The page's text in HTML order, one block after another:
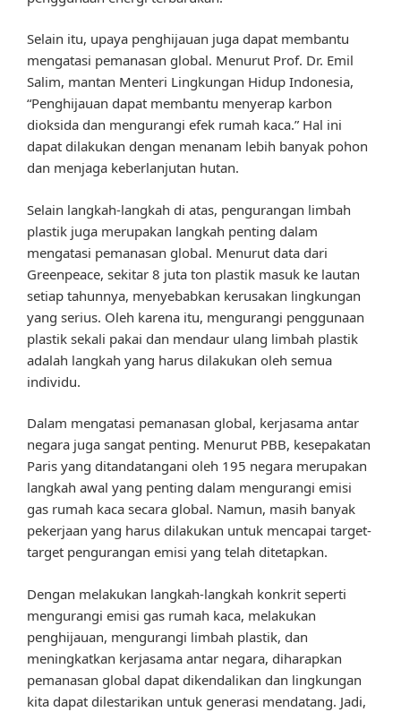
Selain itu, upaya penghijauan juga dapat membantu
mengatasi pemanasan global. Menurut Prof. Dr. Emil
Salim, mantan Menteri Lingkungan Hidup Indonesia,
“Penghijauan dapat membantu menyerap karbon
dioksida dan mengurangi efek rumah kaca.” Hal ini
dapat dilakukan dengan menanam lebih banyak pohon
dan menjaga keberlanjutan hutan.
Selain langkah-langkah di atas, pengurangan limbah
plastik juga merupakan langkah penting dalam
mengatasi pemanasan global. Menurut data dari
Greenpeace, sekitar 8 juta ton plastik masuk ke lautan
setiap tahunnya, menyebabkan kerusakan lingkungan
yang serius. Oleh karena itu, mengurangi penggunaan
plastik sekali pakai dan mendaur ulang limbah plastik
adalah langkah yang harus dilakukan oleh semua
individu.
Dalam mengatasi pemanasan global, kerjasama antar
negara juga sangat penting. Menurut PBB, kesepakatan
Paris yang ditandatangani oleh 195 negara merupakan
langkah awal yang penting dalam mengurangi emisi
gas rumah kaca secara global. Namun, masih banyak
pekerjaan yang harus dilakukan untuk mencapai target-
target pengurangan emisi yang telah ditetapkan.
Dengan melakukan langkah-langkah konkrit seperti
mengurangi emisi gas rumah kaca, melakukan
penghijauan, mengurangi limbah plastik, dan
meningkatkan kerjasama antar negara, diharapkan
pemanasan global dapat dikendalikan dan lingkungan
kita dapat dilestarikan untuk generasi mendatang. Jadi,